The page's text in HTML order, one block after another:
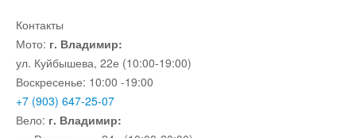
Контакты
Мото: г. Владимир:
ул. Куйбышева, 22е (10:00-19:00)
Воскресенье: 10:00 -19:00
+7 (903) 647-25-07
Вело: г. Владимир: